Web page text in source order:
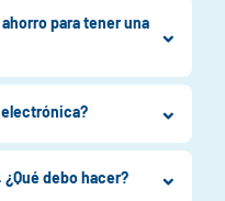
para tener una
electrónica?
debo hacer?